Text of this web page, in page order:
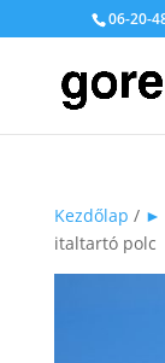
06-20-
Kezdőlap / ►
italtartó polc